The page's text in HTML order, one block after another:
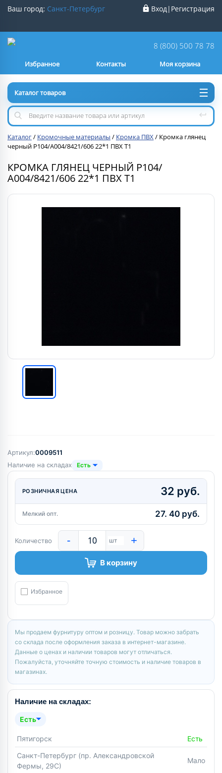
Ваш город: Санкт-Петербург
Нет
Вход| Регистрация
8 (800) 500 78 78
Контакты
Избранное Моя корзина
Каталог товаров
Каталог/ Кромочные материалы / Кромка ПВХ/ Кромка глянец
черный Р104/А004/8421/606 22*1 ПВХ Т1
КРОМКА ГЛЯНЕЦ ЧЕРНЫЙ Р104/
А004/8421/606 22*1 ПВХ Т1
Артикул:0009511
Наличие на складах
Есть
РОЗНИЧНАЯ ЦЕНА 32 руб.
Мелкий опт. 27. 40 руб.
Количество - шт +
В корзину
Избранное
Мы продаем фурнитуру оптом и розницу. Товар можно забрать
со склада после оформления заказа в интернет-магазине.
Данные о ценах и наличии товаров могут отличаться.
Пожалуйста, уточняйте точную стоимость и наличие товаров в
магазинах.
Наличие на складах:
Есть
Пятигорск
Есть
Санкт-Петербург (пр. Александровской
Фермы, 29С)
Мало